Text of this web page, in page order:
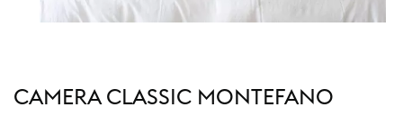
CAMERA CLASSIC MONTEFANO